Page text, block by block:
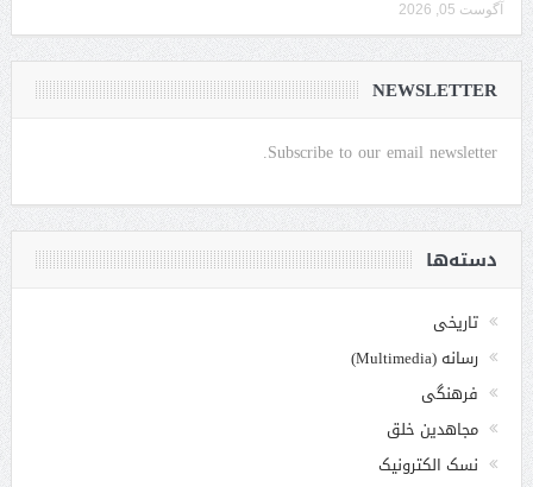
آگوست 05, 2026
NEWSLETTER
Subscribe to our email newsletter.
دسته‌ها
تاریخی
رسانه (Multimedia)
فرهنگی
مجاهدین خلق
نسک الکترونیک